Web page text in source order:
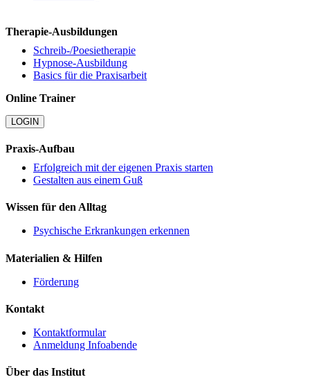
Therapie-Ausbildungen
Schreib-/Poesietherapie
Hypnose-Ausbildung
Basics für die Praxisarbeit
Online Trainer
LOGIN
Praxis-Aufbau
Erfolgreich mit der eigenen Praxis starten
Gestalten aus einem Guß
Wissen für den Alltag
Psychische Erkrankungen erkennen
Materialien & Hilfen
Förderung
Kontakt
Kontaktformular
Anmeldung Infoabende
Über das Institut